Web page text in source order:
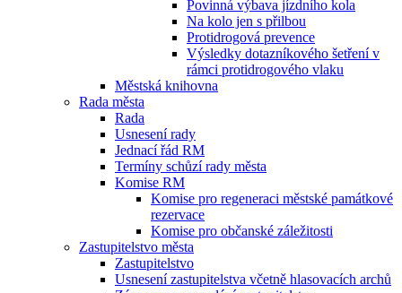
Povinná výbava jízdního kola
Na kolo jen s přilbou
Protidrogová prevence
Výsledky dotazníkového šetření v
rámci protidrogového vlaku
Městská knihovna
Rada města
Rada
Usnesení rady
Jednací řád RM
Termíny schůzí rady města
Komise RM
Komise pro regeneraci městské památkové
rezervace
Komise pro občanské záležitosti
Zastupitelstvo města
Zastupitelstvo
Usnesení zastupitelstva včetně hlasovacích archů